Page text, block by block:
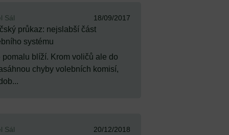
Sál 18/09/2017
průkaz: nejslabší část
systému
blíží. Krom voličů ale do
chyby volebních komisí,
Sál 20/12/2018